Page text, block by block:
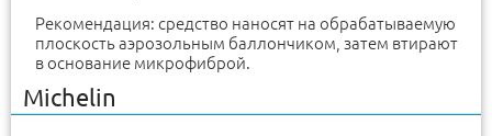
Рекомендация: средство наносят на обрабатываемую
плоскость аэрозольным баллончиком, затем втирают
в основание микрофиброй.
Michelin